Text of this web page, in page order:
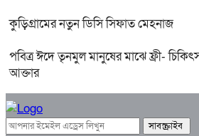
কুড়িগ্রামের নতুন ডিসি সিফাত মেহনাজ
পবিত্র ঈদে তৃনমুল মানুষের মাঝে ফ্রী-
আক্তার